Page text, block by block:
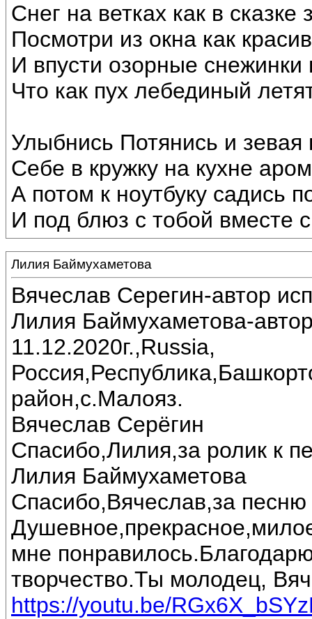
Снег на ветках как в
Посмотри из окна как
И впусти озорные снежинки
Что как пух лебединый
Улыбнись Потянись и зевая
Себе в кружку на кухне
А потом к ноутбуку садись
И под блюз с тобой вместе
Лилия Баймухаметова
Вячеслав Серегин-автор
Лилия Баймухаметова-
11.12.2020г.,Russia,
район,с.Малояз.
Вячеслав Серёгин
Спасибо,Лилия,за ролик к
Лилия Баймухаметова
Спасибо,Вячеслав,за песню
мне
творчество.Ты молодец,
https://youtu.be/